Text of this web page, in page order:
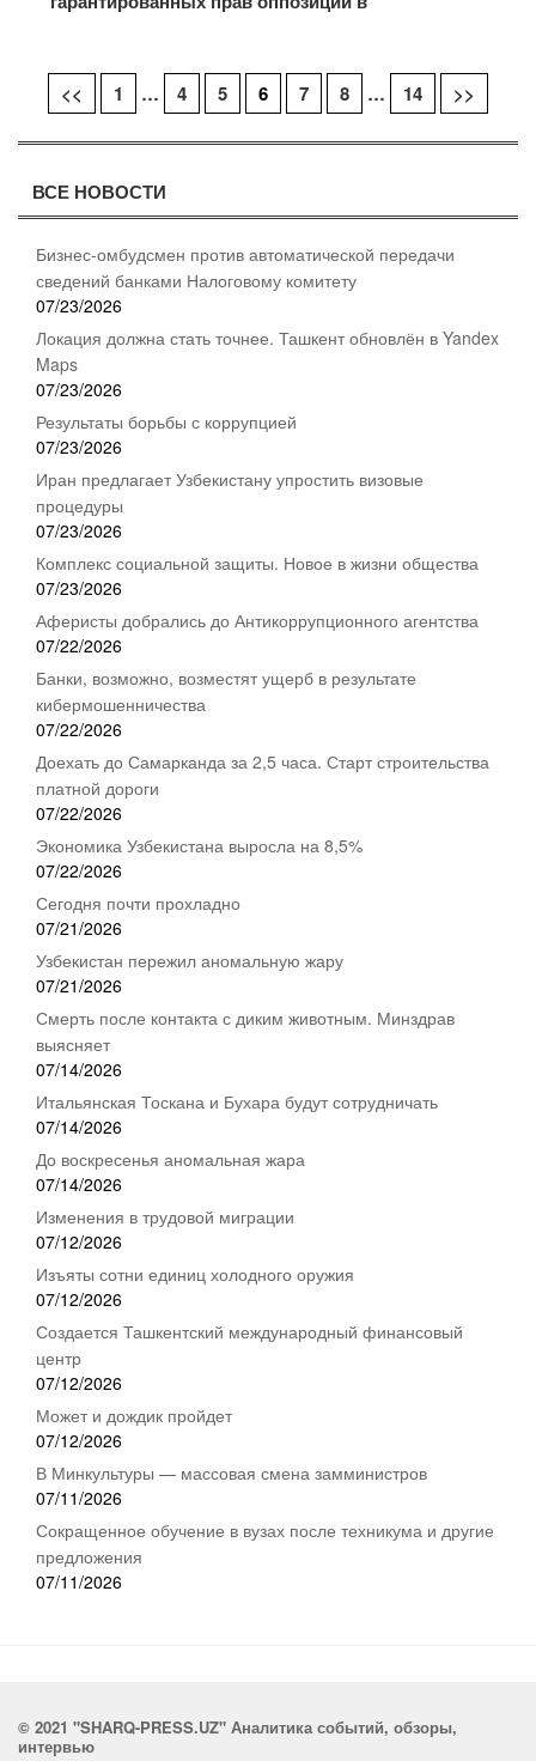
Навигация
по
записям
<< 1 … 4 5 6 7 8 … 14 >>
ВСЕ НОВОСТИ
Бизнес-омбудсмен против автоматической передачи
сведений банками Налоговому комитету
07/23/2026
Локация должна стать точнее. Ташкент обновлён в Yandex
Maps
07/23/2026
Результаты борьбы с коррупцией
07/23/2026
Иран предлагает Узбекистану упростить визовые
процедуры
07/23/2026
Комплекс социальной защиты. Новое в жизни общества
07/23/2026
Аферисты добрались до Антикоррупционного агентства
07/22/2026
Банки, возможно, возместят ущерб в результате
кибермошенничества
07/22/2026
Доехать до Самарканда за 2,5 часа. Старт строительства
платной дороги
07/22/2026
Экономика Узбекистана выросла на 8,5%
07/22/2026
Сегодня почти прохладно
07/21/2026
Узбекистан пережил аномальную жару
07/21/2026
Смерть после контакта с диким животным. Минздрав
выясняет
07/14/2026
Итальянская Тоскана и Бухара будут сотрудничать
07/14/2026
До воскресенья аномальная жара
07/14/2026
Изменения в трудовой миграции
07/12/2026
Изъяты сотни единиц холодного оружия
07/12/2026
Создается Ташкентский международный финансовый
центр
07/12/2026
Может и дождик пройдет
07/12/2026
В Минкультуры — массовая смена замминистров
07/11/2026
Сокращенное обучение в вузах после техникума и другие
предложения
07/11/2026
© 2021 "SHARQ-PRESS.UZ" Аналитика событий, обзоры,
интервью